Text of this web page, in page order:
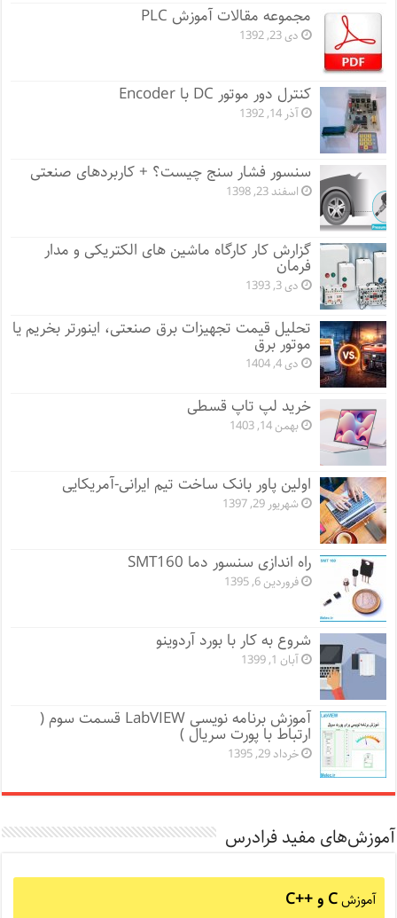
مجموعه مقالات آموزش PLC
دی 23, 1392
کنترل دور موتور DC با Encoder
آذر 14, 1392
سنسور فشار سنج چیست؟ + کاربردهای صنعتی
اسفند 23, 1398
گزارش کار کارگاه ماشین های الکتریکی و مدار
فرمان
دی 3, 1393
تحلیل قیمت تجهیزات برق صنعتی، اینورتر بخریم یا
موتور برق
دی 4, 1404
خرید لپ تاپ قسطی
بهمن 14, 1403
اولین پاور بانک ساخت تیم ایرانی-آمریکایی
شهریور 29, 1397
راه اندازی سنسور دما SMT160
فروردین 6, 1395
شروع به کار با بورد آردوینو
آبان 1, 1399
آموزش برنامه نویسی LabVIEW قسمت سوم (
ارتباط با پورت سریال )
خرداد 29, 1395
آموزش‌های مفید فرادرس
آموزشC و C++‎